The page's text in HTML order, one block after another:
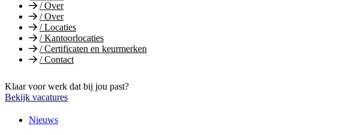
/Over
/Over
/Locaties
/Kantoorlocaties
/Certificaten en keurmerken
/Contact
Klaar voor werk dat bij jou past?
Bekijk vacatures
Nieuws